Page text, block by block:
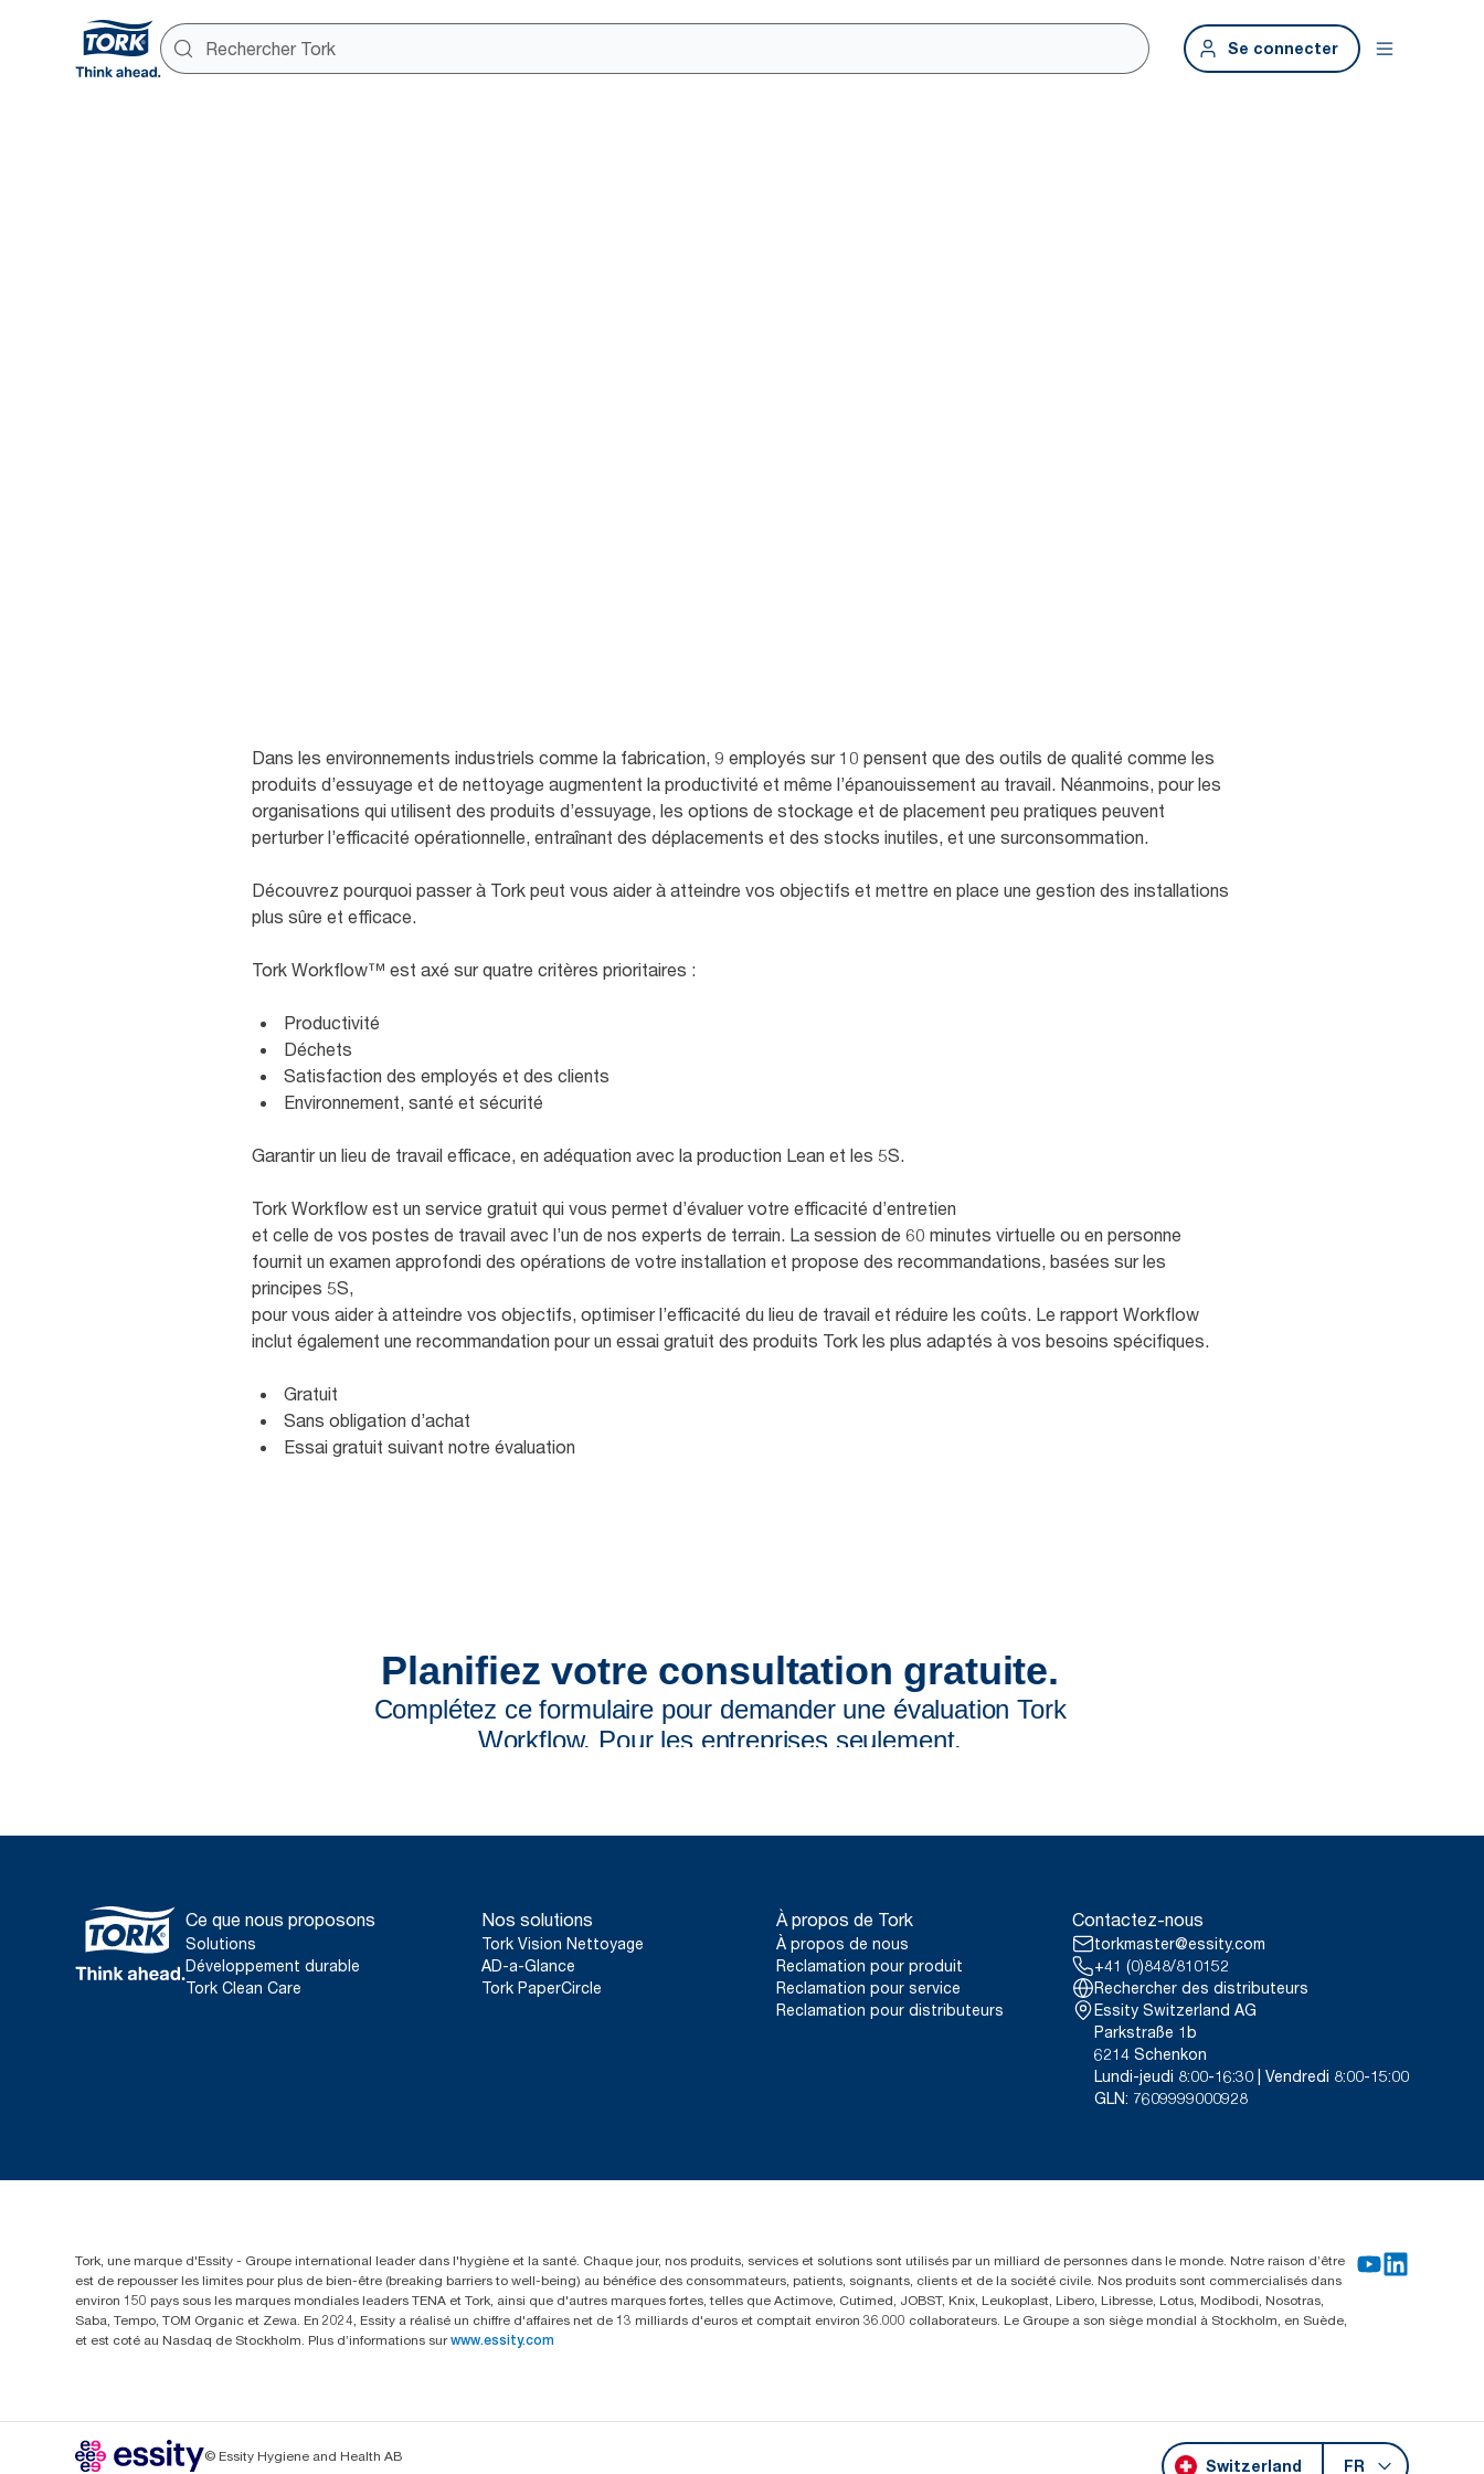
Se connecter
Dans les environnements industriels comme la fabrication, 9 employés sur 10 pensent que des outils de qualité comme les
produits d’essuyage et de nettoyage augmentent la productivité et même l’épanouissement au travail. Néanmoins, pour les
organisations qui utilisent des produits d’essuyage, les options de stockage et de placement peu pratiques peuvent
perturber l’efficacité opérationnelle, entraînant des déplacements et des stocks inutiles, et une surconsommation.
Découvrez pourquoi passer à Tork peut vous aider à atteindre vos objectifs et mettre en place une gestion des installations
plus sûre et efficace.
Tork Workflow™ est axé sur quatre critères prioritaires :
Productivité
Déchets
Satisfaction des employés et des clients
Environnement, santé et sécurité
Garantir un lieu de travail efficace, en adéquation avec la production Lean et les 5S.
Tork Workflow est un service gratuit qui vous permet d’évaluer votre efficacité d’entretien
et celle de vos postes de travail avec l’un de nos experts de terrain. La session de 60 minutes virtuelle ou en personne
fournit un examen approfondi des opérations de votre installation et propose des recommandations, basées sur les
principes 5S,
pour vous aider à atteindre vos objectifs, optimiser l’efficacité du lieu de travail et réduire les coûts. Le rapport Workflow
inclut également une recommandation pour un essai gratuit des produits Tork les plus adaptés à vos besoins spécifiques.
Gratuit
Sans obligation d’achat
Essai gratuit suivant notre évaluation
Ce que nous proposons
Solutions
Développement durable
Tork Clean Care
Nos solutions
Tork Vision Nettoyage
AD-a-Glance
Tork PaperCircle
À propos de Tork
À propos de nous
Reclamation pour produit
Reclamation pour service
Reclamation pour distributeurs
Contactez-nous
torkmaster@essity.com
+41 (0)848/810152
Rechercher des distributeurs
Essity Switzerland AG
Parkstraße 1b
6214 Schenkon
Lundi-jeudi 8:00-16:30 | Vendredi 8:00-15:00
GLN: 7609999000928
Tork, une marque d'Essity - Groupe international leader dans l'hygiène et la santé. Chaque jour, nos produits, services et solutions sont utilisés par un milliard de personnes dans le monde. Notre raison d’être
est de repousser les limites pour plus de bien-être (breaking barriers to well-being) au bénéfice des consommateurs, patients, soignants, clients et de la société civile. Nos produits sont commercialisés dans
environ 150 pays sous les marques mondiales leaders TENA et Tork, ainsi que d'autres marques fortes, telles que Actimove, Cutimed, JOBST, Knix, Leukoplast, Libero, Libresse, Lotus, Modibodi, Nosotras,
Saba, Tempo, TOM Organic et Zewa. En 2024, Essity a réalisé un chiffre d'affaires net de 13 milliards d'euros et comptait environ 36.000 collaborateurs. Le Groupe a son siège mondial à Stockholm, en Suède,
et est coté au Nasdaq de Stockholm. Plus d’informations sur www.essity.com
© Essity Hygiene and Health AB
Switzerland FR